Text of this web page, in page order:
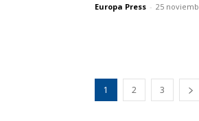
Europa Press - 25
1 2 3